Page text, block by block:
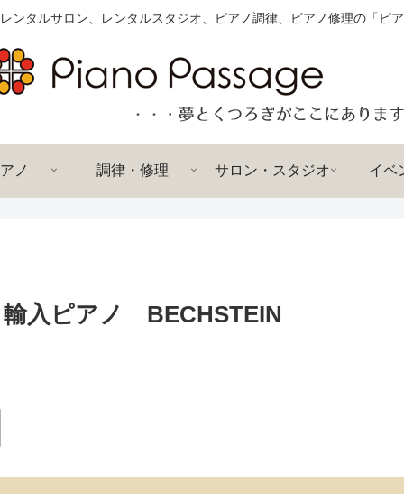
ンタルサロン、レンタルスタジオ、ピアノ調律、ピアノ修理の「ピア
ノ 調律・修理 サロン・スタジオ イベ
入ピアノ BECHSTEIN